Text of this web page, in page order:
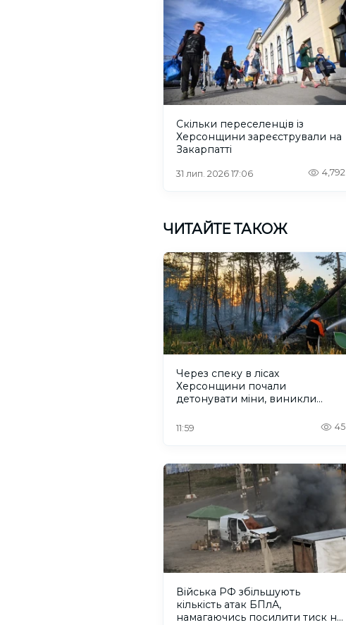
Скільки переселенців із
Херсонщини зареєстрували на
Закарпатті
31 лип. 2026 17:06 4,792
ЧИТАЙТЕ ТАКОЖ
Через спеку в лісах
Херсонщини почали
детонувати міни, виникли
11:59 45
Війська РФ збільшують
кількість атак БПлА,
намагаючись посилити тиск на